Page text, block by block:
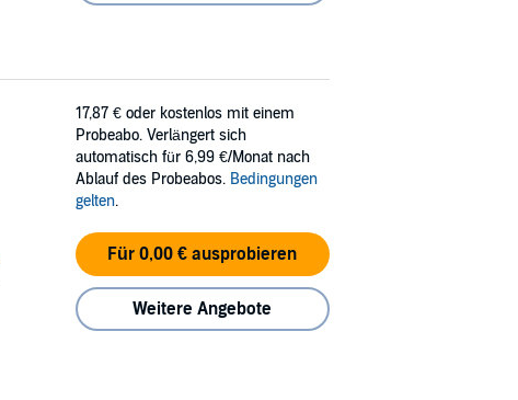
17,87 € oder kostenlos mit einem
Probeabo. Verlängert sich
automatisch für 6,99 €/Monat nach
Ablauf des Probeabos. Bedingungen
gelten.
Für 0,00 € ausprobieren
Weitere Angebote